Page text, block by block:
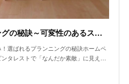
選ばれるプランニングの秘訣～可変性のあるスペースづくりで多用途に使いやすく
選ばれるプランニングの秘訣ホームペ
タレストで「なんだか素敵」に見え…